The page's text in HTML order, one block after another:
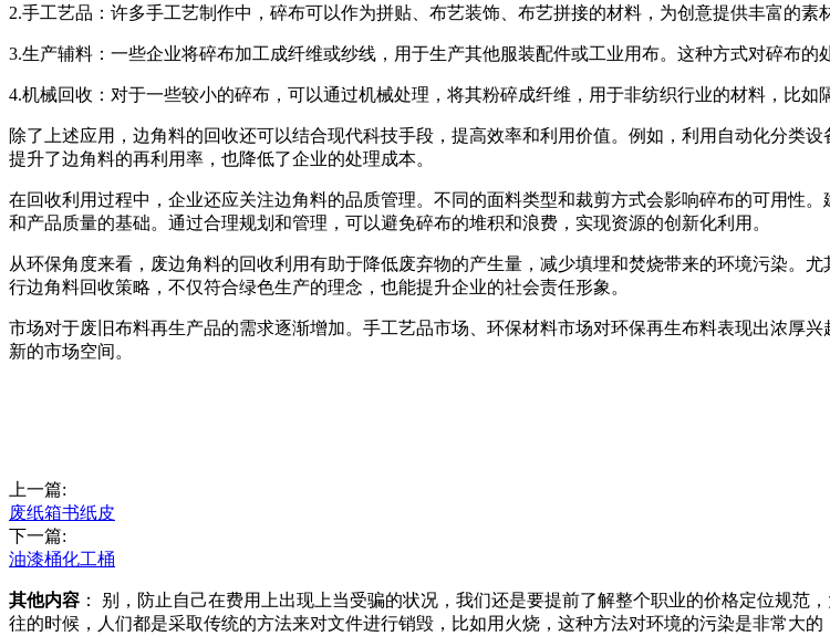
2.手工艺品：许多手工艺制作中，碎布可以作为拼贴、布艺装饰、布艺拼接的材料，为创意提供丰富的素
3.生产辅料：一些企业将碎布加工成纤维或纱线，用于生产其他服装配件或工业用布。这种方式对碎布的
4.机械回收：对于一些较小的碎布，可以通过机械处理，将其粉碎成纤维，用于非纺织行业的材料，比如
除了上述应用，边角料的回收还可以结合现代科技手段，提高效率和利用价值。例如，利用自动化分类
提升了边角料的再利用率，也降低了企业的处理成本。
在回收利用过程中，企业还应关注边角料的品质管理。不同的面料类型和裁剪方式会影响碎布的可用性
和产品质量的基础。通过合理规划和管理，可以避免碎布的堆积和浪费，实现资源的创新化利用。
从环保角度来看，废边角料的回收利用有助于降低废弃物的产生量，减少填埋和焚烧带来的环境污染。
行边角料回收策略，不仅符合绿色生产的理念，也能提升企业的社会责任形象。
市场对于废旧布料再生产品的需求逐渐增加。手工艺品市场、环保材料市场对环保再生布料表现出浓厚
新的市场空间。
上一篇:
废纸箱书纸皮
下一篇:
油漆桶化工桶
其他内容 ： 别，防止自己在费用上出现上当受骗的状况，我们还是要提前了解整个职业的价格定位规
往的时候，人们都是采取传统的方法来对文件进行销毁，比如用火烧，这种方法对环境的污染是非常大